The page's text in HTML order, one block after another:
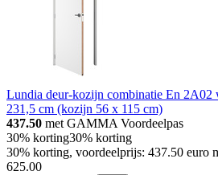
Lundia deur-kozijn combinatie En 2A02
231,5 cm (kozijn 56 x 115 cm)
437.50 met GAMMA Voordeelpas
30% korting30% korting
30% korting, voordeelprijs: 437.50 euro
625.00